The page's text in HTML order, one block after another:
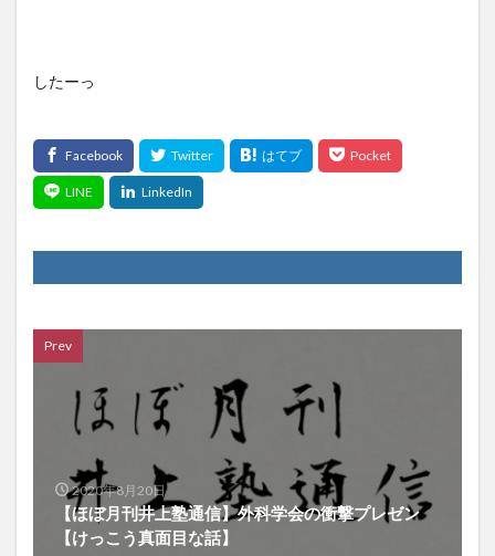
したーっ
Prev
2020年8月20日
【ほぼ月刊井上塾通信】外科学会の衝撃プレゼン
【けっこう真面目な話】